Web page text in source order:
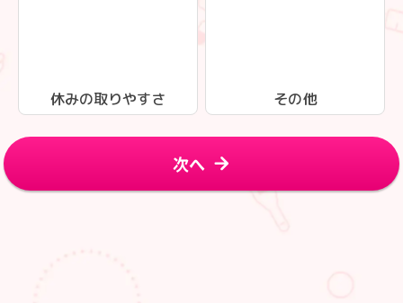
休みの取りやすさ その他
次へ